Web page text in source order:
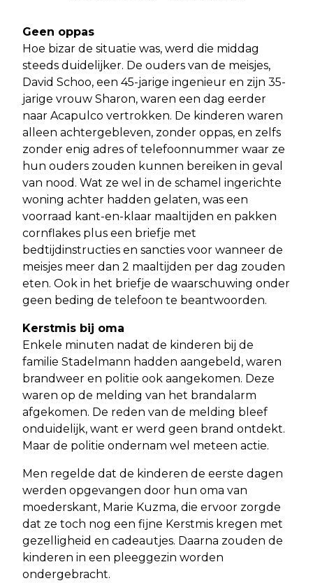
Geen oppas
Hoe bizar de situatie was, werd die middag
steeds duidelijker. De ouders van de meisjes,
David Schoo, een 45-jarige ingenieur en zijn 35-
jarige vrouw Sharon, waren een dag eerder
naar Acapulco vertrokken. De kinderen waren
alleen achtergebleven, zonder oppas, en zelfs
zonder enig adres of telefoonnummer waar ze
hun ouders zouden kunnen bereiken in geval
van nood. Wat ze wel in de schamel ingerichte
woning achter hadden gelaten, was een
voorraad kant-en-klaar maaltijden en pakken
cornflakes plus een briefje met
bedtijdinstructies en sancties voor wanneer de
meisjes meer dan 2 maaltijden per dag zouden
eten. Ook in het briefje de waarschuwing onder
geen beding de telefoon te beantwoorden.
Kerstmis bij oma
Enkele minuten nadat de kinderen bij de
familie Stadelmann hadden aangebeld, waren
brandweer en politie ook aangekomen. Deze
waren op de melding van het brandalarm
afgekomen. De reden van de melding bleef
onduidelijk, want er werd geen brand ontdekt.
Maar de politie ondernam wel meteen actie.
Men regelde dat de kinderen de eerste dagen
werden opgevangen door hun oma van
moederskant, Marie Kuzma, die ervoor zorgde
dat ze toch nog een fijne Kerstmis kregen met
gezelligheid en cadeautjes. Daarna zouden de
kinderen in een pleeggezin worden
ondergebracht.